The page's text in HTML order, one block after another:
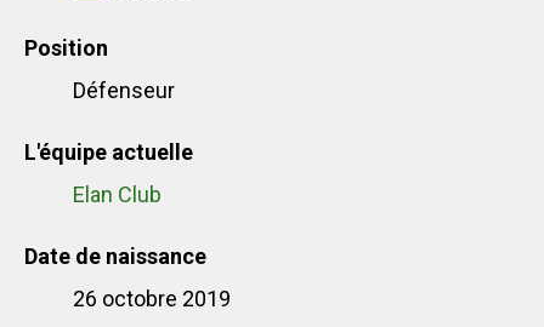
Position
Défenseur
L'équipe actuelle
Elan Club
Date de naissance
26 octobre 2019